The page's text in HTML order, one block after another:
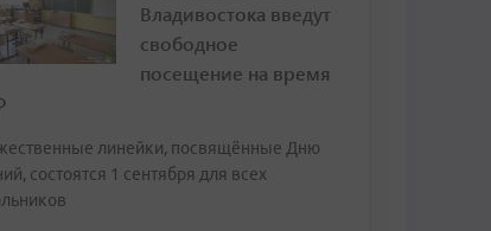
Владивостока введут
свободное
посещение на время
линейки, посвящённые Дню
состоятся 1 сентября для всех